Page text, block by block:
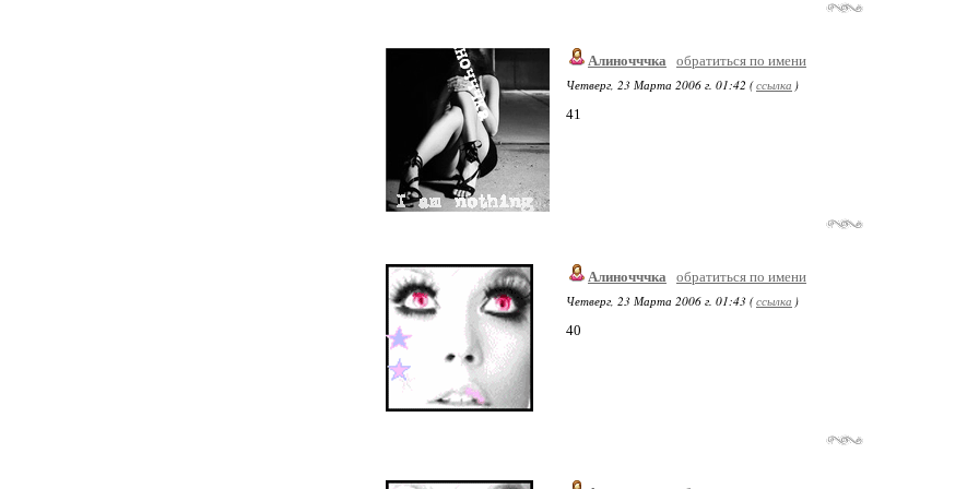
Алиночччка
обратиться по имени
Четверг, 23 Марта 2006 г. 01:42 (ссылка )
41
Алиночччка
обратиться по имени
Четверг, 23 Марта 2006 г. 01:43 (ссылка )
40